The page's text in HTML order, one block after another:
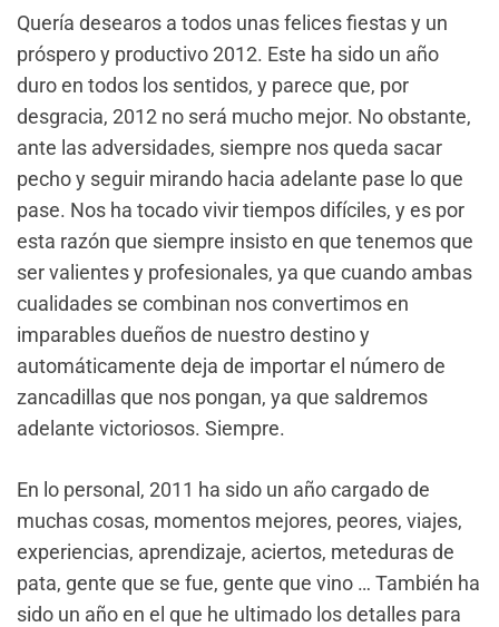
Quería desearos a todos unas felices fiestas y un
próspero y productivo 2012. Este ha sido un año
duro en todos los sentidos, y parece que, por
desgracia, 2012 no será mucho mejor. No obstante,
ante las adversidades, siempre nos queda sacar
pecho y seguir mirando hacia adelante pase lo que
pase. Nos ha tocado vivir tiempos difíciles, y es por
esta razón que siempre insisto en que tenemos que
ser valientes y profesionales, ya que cuando ambas
cualidades se combinan nos convertimos en
imparables dueños de nuestro destino y
automáticamente deja de importar el número de
zancadillas que nos pongan, ya que saldremos
adelante victoriosos. Siempre.
En lo personal, 2011 ha sido un año cargado de
muchas cosas, momentos mejores, peores, viajes,
experiencias, aprendizaje, aciertos, meteduras de
pata, gente que se fue, gente que vino … También ha
sido un año en el que he ultimado los detalles para